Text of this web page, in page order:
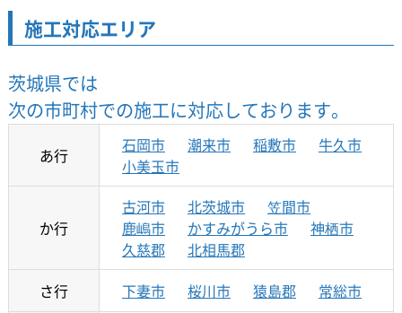
施工対応エリア
茨城県では
次の市町村での施工に対応しております。
あ行 石岡市 潮来市 稲敷市
牛久市
小美玉市
か行
古河市 北茨城市
笠間市
鹿嶋市
かすみがうら市
神栖市
久慈郡
北相馬郡
さ行
下妻市 桜川市 猿島郡 常総市